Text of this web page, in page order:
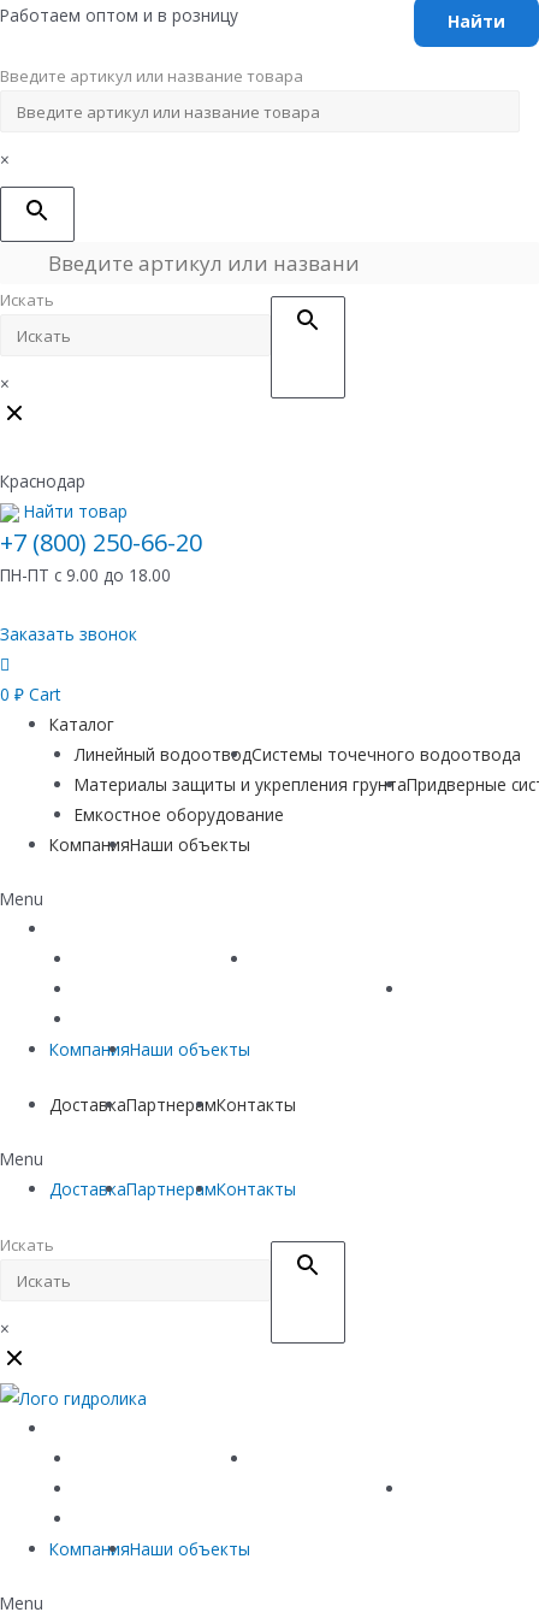
Перейти
содержимому
Работаем оптом и в розницу
Введите артикул или название товара
×
Искать
×
Краснодар
Найти товар
+7 (800) 250-66-20
ПН-ПТ с 9.00 до 18.00
Заказать звонок
0 ₽ Cart
Каталог
Линейный водоотводСистемы точечного водоотвода
Материалы защиты и укрепления грунтаПридверные
Емкостное оборудование
КомпанияНаши объекты
Menu
Линейный водоотвод
Материалы защиты и укрепления грунта
КомпанияНаши объекты
ДоставкаПартнерамКонтакты
Menu
ДоставкаПартнерамКонтакты
Искать
×
Линейный водоотвод
Материалы защиты и укрепления грунта
КомпанияНаши объекты
Menu